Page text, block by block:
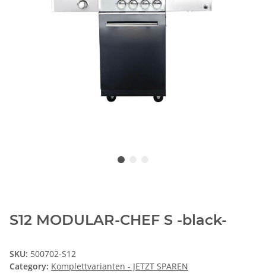
S12 MODULAR-CHEF S -black-
SKU: 500702-S12
Category: Komplettvarianten - JETZT SPAREN